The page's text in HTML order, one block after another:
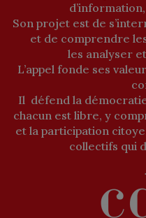
Son projet est de
et de comprendre
les analyser
L’appel fonde ses
Il défend la
chacun est libre, y
et la participation
collectifs qui